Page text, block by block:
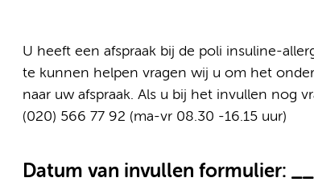
U heeft een afspraak bij de poli insuline-
te kunnen helpen vragen wij u om het
naar uw afspraak. Als u bij het invullen nog
(020) 566 77 92 (ma-vr 08.30 -16.15 uur)
Datum van invullen formulier: